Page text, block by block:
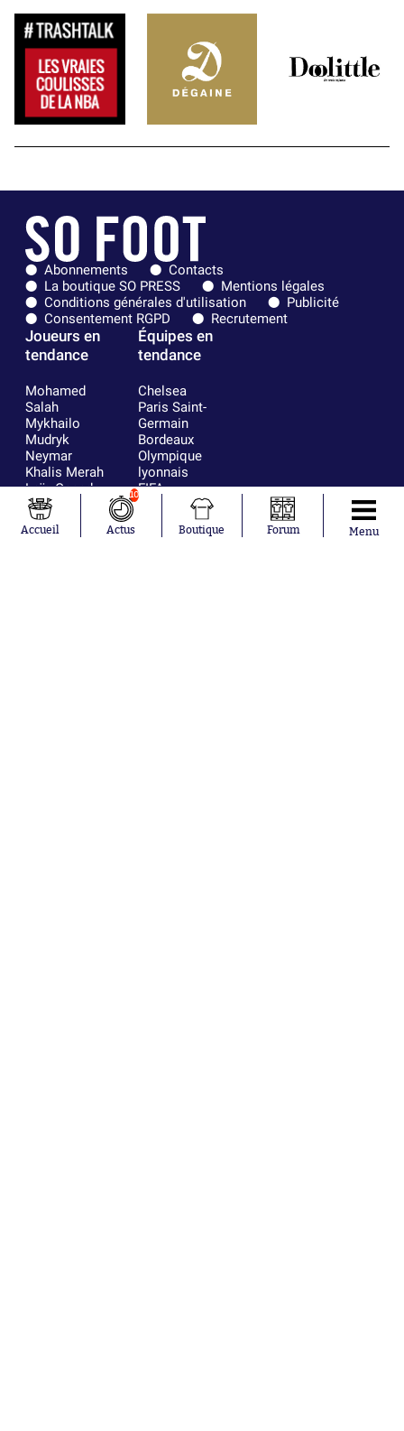
Abonnements
Contacts
La boutique SO PRESS
Mentions légales
Conditions générales d'utilisation
Publicité
Consentement RGPD
Recrutement
Joueurs en
tendance
Mohamed
Salah
Mykhailo
Mudryk
Neymar
Khalis Merah
Loïs Openda
Moussa
Niakhaté
Nicolás
Équipes en
tendance
Chelsea
Paris Saint-
Germain
Bordeaux
Olympique
lyonnais
FIFA
Real Madrid
RC Strasbourg
AC Milan
Accueil
10
Actus Boutique Forum Menu